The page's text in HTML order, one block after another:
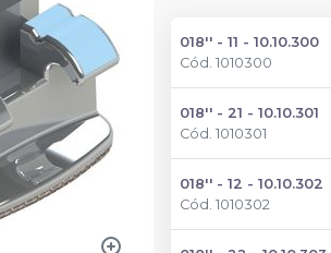
018'' - 11 - 10.10.300
Cód.1010300
018'' - 21 - 10.10.301
Cód.1010301
018'' - 12 - 10.10.302
Cód.1010302